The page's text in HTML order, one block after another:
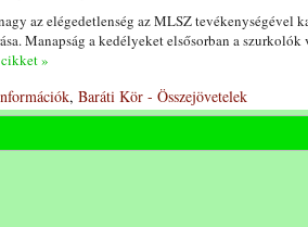
az elégedetlenség az MLSZ tevékenységével
Manapság a kedélyeket elsősorban a
»
, Baráti Kör - Összejövetelek